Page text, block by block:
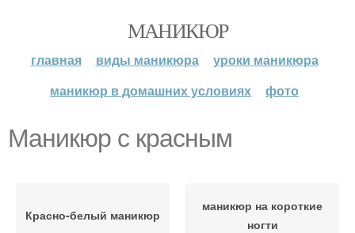
МАНИКЮР
главная виды маникюра
уроки маникюра
маникюр в домашних условиях
фото
Маникюр с красным
Красно-белый маникюр
маникюр на короткие
ногти